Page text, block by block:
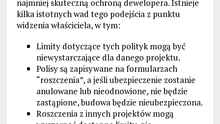
najmniej skuteczną ochroną dewelopera. Istnieje
kilka istotnych wad tego podejścia z punktu
widzenia właściciela, w tym:
Limity dotyczące tych polityk mogą być
niewystarczające dla danego projektu.
Polisy są zapisywane na formularzach
“roszczenia”, a jeśli ubezpieczenie zostanie
anulowane lub nieodnowione, nie będzie
zastąpione, budowa będzie nieubezpieczona.
Roszczenia z innych projektów mogą